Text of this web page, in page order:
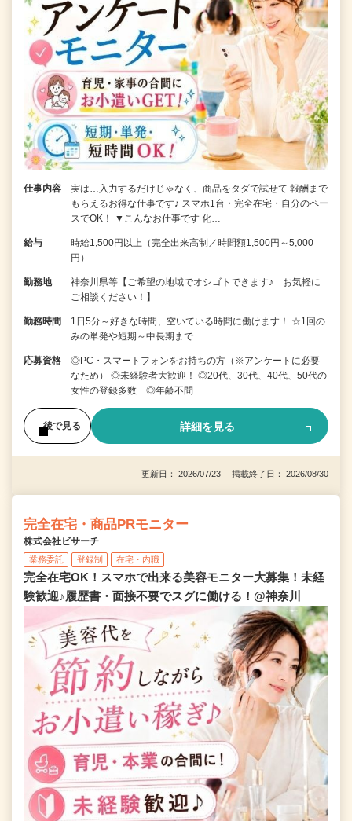
仕事内容
実は…入力するだけじゃなく、商品をタダで試せて 報酬まで
もらえるお得な仕事です♪ スマホ1台・完全在宅・自分のペー
スでOK！ ▼こんなお仕事です 化…
給与
時給1,500円以上（完全出来高制／時間額1,500円～5,000
円）
勤務地
神奈川県等【ご希望の地域でオシゴトできます♪ お気軽に
ご相談ください！】
勤務時間
1日5分～好きな時間、空いている時間に働けます！ ☆1回の
みの単発や短期～中長期まで…
応募資格
◎PC・スマートフォンをお持ちの方（※アンケートに必要
なため） ◎未経験者大歓迎！ ◎20代、30代、40代、50代の
女性の登録多数 ◎年齢不問
後で見る 詳細を見る
更新日： 2026/07/23 掲載終了日： 2026/08/30
完全在宅・商品PRモニター
株式会社ビサーチ
業務委託 登録制 在宅・内職
完全在宅OK！スマホで出来る美容モニター大募集！未経
験歓迎♪履歴書・面接不要でスグに働ける！@神奈川